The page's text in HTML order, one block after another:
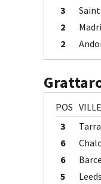
3
2
2
POS VILLE
3
6
6
5
Leeds